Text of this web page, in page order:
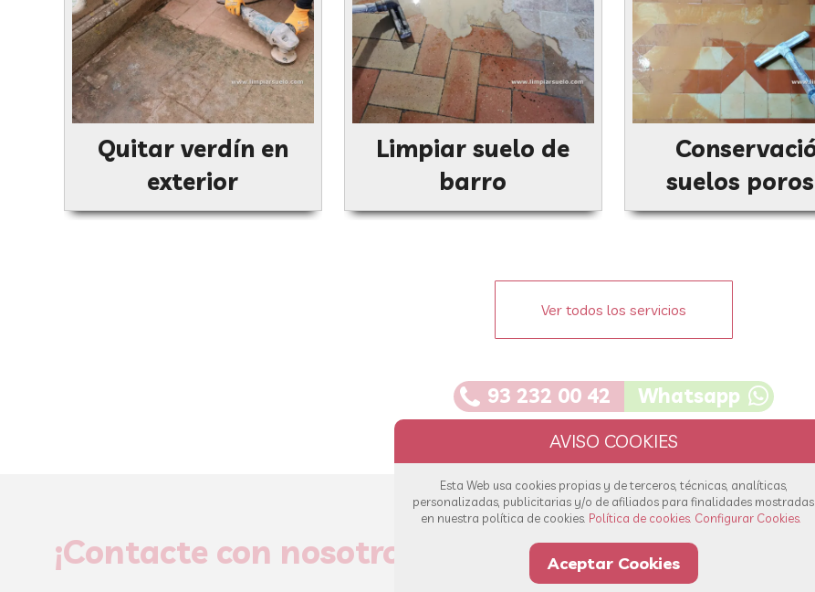
Quitar verdín en
exterior
Limpiar suelo de
barro
suelos
Ver todos los servicios
93 232 00 42 Whatsapp
¡Contacte con nosotros!
Esta Web usa cookies propias y de terceros, técnicas, analíticas,
personalizadas, publicitarias y/o de afiliados para finalidades mostradas
en nuestra política de cookies. Política de cookies. Configurar Cookies.
Aceptar Cookies